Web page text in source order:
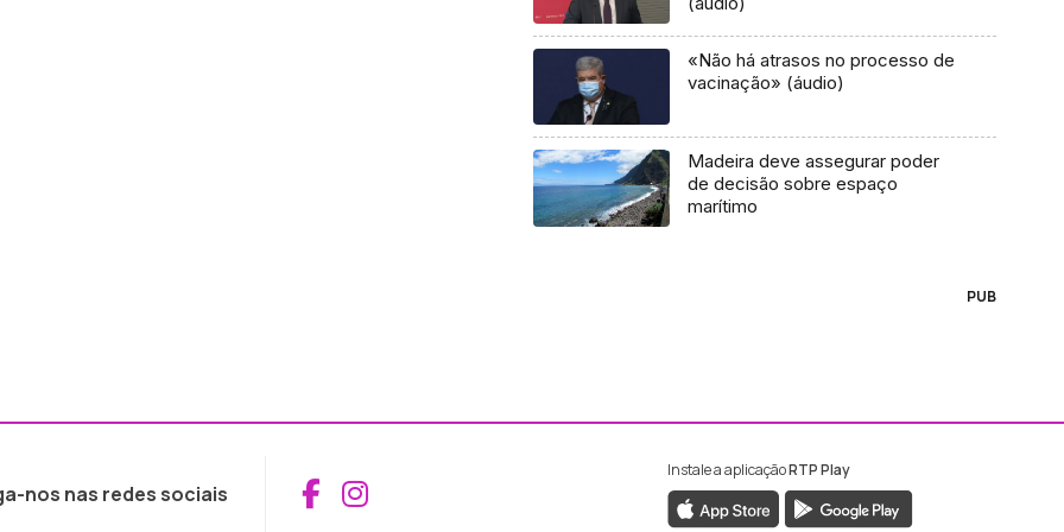
«Não há atrasos no processo de
vacinação» (áudio)
Madeira deve assegurar poder
de decisão sobre espaço
marítimo
PUB
nos nas redes sociais Aceder ao Facebook da RTP Madeira
Aceder ao Instagram da RTP Madeira
Instale a aplicaçãoRTP Play